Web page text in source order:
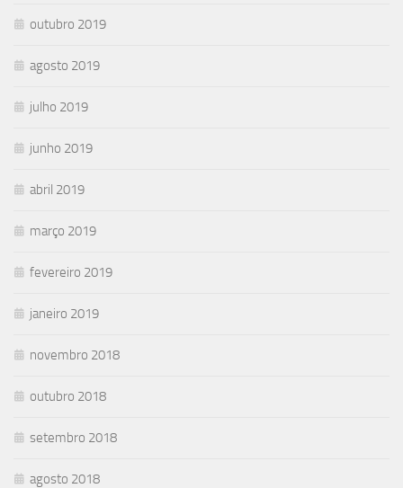
outubro 2019
agosto 2019
julho 2019
junho 2019
abril 2019
março 2019
fevereiro 2019
janeiro 2019
novembro 2018
outubro 2018
setembro 2018
agosto 2018